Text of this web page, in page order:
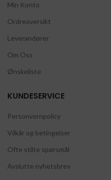
Min Konto
Ordreoversikt
Leverandører
Om Oss
Ønskeliste
KUNDESERVICE
Personvernpolicy
Vilkår og betingelser
Ofte stilte spørsmål
Avslutte nyhetsbrev